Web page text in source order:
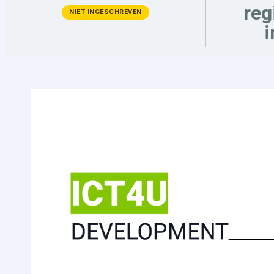
NIET INGESCHREVEN